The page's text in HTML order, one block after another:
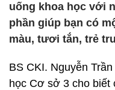
uống khoa học với
phần giúp bạn có
màu, tươi tắn, trẻ
BS CKI. Nguyễn
học Cơ sở 3 cho biết